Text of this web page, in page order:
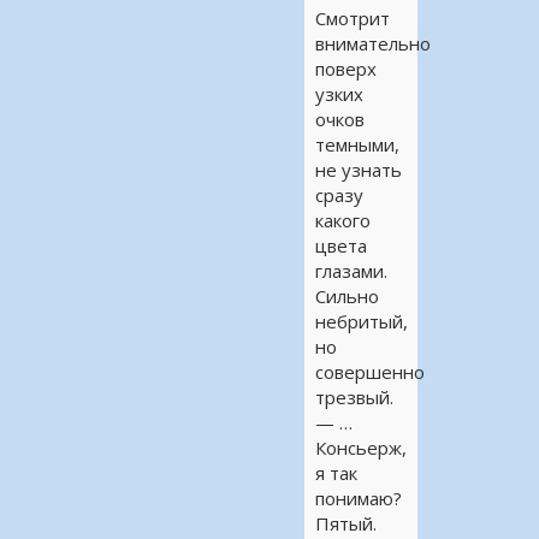
Смотрит
внимательно
поверх
узких
очков
темными,
не узнать
сразу
какого
цвета
глазами.
Сильно
небритый,
но
совершенно
трезвый.
— …
Консьерж,
я так
понимаю?
Пятый.